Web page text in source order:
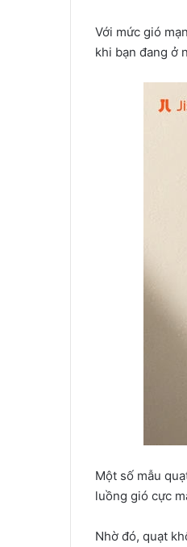
Với mức gió
khi bạn đang ở
Một số mẫu
luồng gió cực
Nhờ đó, quạt